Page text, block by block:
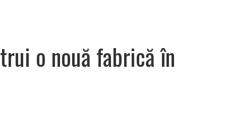
o nouă fabrică în